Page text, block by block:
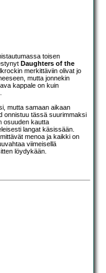
toisen
Daughters of the
merkittäviin olivat jo
mutta jonnekin
kappale on kuin
mutta samaan aikaan
onnistuu tässä suurimmaksi
osuuden kautta
langat käsissään.
menoa ja kaikki on
viimeisellä
löydykään.